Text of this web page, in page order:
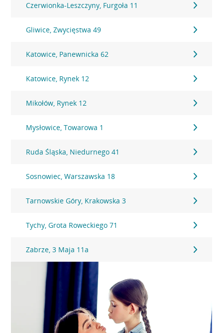
Czerwionka-Leszczyny, Furgoła 11
Gliwice, Zwycięstwa 49
Katowice, Panewnicka 62
Katowice, Rynek 12
Mikołów, Rynek 12
Mysłowice, Towarowa 1
Ruda Śląska, Niedurnego 41
Sosnowiec, Warszawska 18
Tarnowskie Góry, Krakowska 3
Tychy, Grota Roweckiego 71
Zabrze, 3 Maja 11a